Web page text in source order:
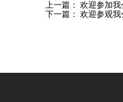
上一篇： 欢迎参加我
下一篇： 欢迎参观我